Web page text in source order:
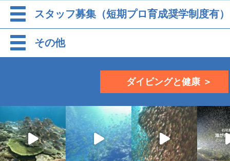
スタッフ募集（短期プロ育成奨学制度有）
その他
ダイビングと健康 ＞